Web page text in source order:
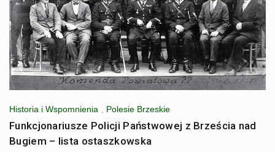
Historia i Wspomnienia Polesie Brzeskie
Funkcjonariusze Policji Państwowej z Brześcia nad
Bugiem – lista ostaszkowska